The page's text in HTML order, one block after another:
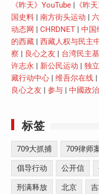
《昨天》YouTube| 《昨
国史料| 南方街头运动
动态网
CHRDNET| 中国
的西藏| 西藏人权与民主
察
良心之友 台湾民主
许志永
新公民运动 独
藏行动中心| 维吾尔在线|
良心之友
参与| 中國政
标签
709大抓捕 709律师
倡导行动 公开信
刑满释放 北京